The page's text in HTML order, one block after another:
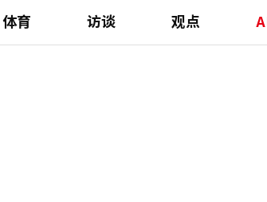
体育 访谈 观点